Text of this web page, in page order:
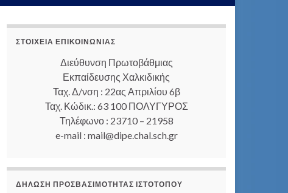
ΣΤΟΙΧΕΊΑ ΕΠΙΚΟΙΝΩΝΊΑΣ
Διεύθυνση Πρωτοβάθμιας
Εκπαίδευσης Χαλκιδικής
Ταχ. Δ/νση : 22ας Απριλίου 6β
Ταχ. Κώδικ.: 63 100 ΠΟΛΥΓΥΡΟΣ
Τηλέφωνο : 23710 – 21958
e-mail : mail@dipe.chal.sch.gr
ΔΉΛΩΣΗ ΠΡΟΣΒΑΣΙΜΌΤΗΤΑΣ ΙΣΤΟΤΌΠΟΥ